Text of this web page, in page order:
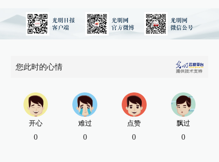
您此时的心情
开心
0
难过
0
点赞
0
飘过
0